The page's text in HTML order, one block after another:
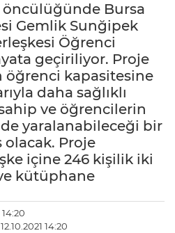
Bursa
Gemlik Sunğipek
Öğrenci
geçiriliyor. Proje
öğrenci kapasitesine
daha sağlıklı
ve öğrencilerin
yaralanabileceği bir
olacak. Proje
içine 246 kişilik iki
kütüphane
14:20